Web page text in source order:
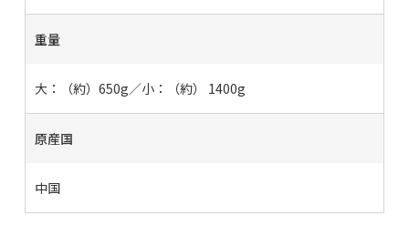
重量
大：（約）650g／小：（約） 1400g
原産国
中国